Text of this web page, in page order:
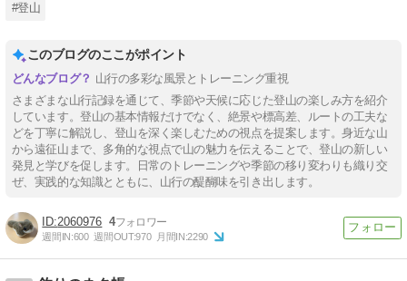
#登山
このブログのここがポイント
山行の多彩な風景とトレーニング重視
さまざまな山行記録を通じて、季節や天候に応じた登山の楽しみ方を紹介
しています。登山の基本情報だけでなく、絶景や標高差、ルートの工夫な
どを丁寧に解説し、登山を深く楽しむための視点を提案します。身近な山
から遠征山まで、多角的な視点で山の魅力を伝えることで、登山の新しい
発見と学びを促します。日常のトレーニングや季節の移り変わりも織り交
ぜ、実践的な知識とともに、山行の醍醐味を引き出します。
2060976 4
週間IN:600 週間OUT:970 月間IN:2290